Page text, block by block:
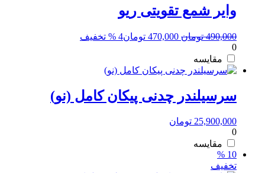
وایر شمع تقویتی ریو
490,000 تومان قیمت
بود.
470,000 تومان4 % تخفیف
0
مقایسه
سرسیلندر چدنی پیکان کامل (نو)
25,900,000 تومان
0
مقایسه
10 %
تخفیف